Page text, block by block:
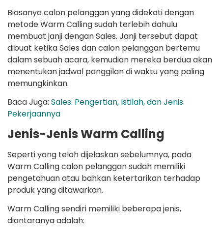
Biasanya calon pelanggan yang didekati dengan
metode Warm Calling sudah terlebih dahulu
membuat janji dengan Sales. Janji tersebut dapat
dibuat ketika Sales dan calon pelanggan bertemu
dalam sebuah acara, kemudian mereka berdua akan
menentukan jadwal panggilan di waktu yang paling
memungkinkan.
Baca Juga: Sales: Pengertian, Istilah, dan Jenis
Pekerjaannya
Jenis-Jenis Warm Calling
Seperti yang telah dijelaskan sebelumnya, pada
Warm Calling calon pelanggan sudah memiliki
pengetahuan atau bahkan ketertarikan terhadap
produk yang ditawarkan.
Warm Calling sendiri memiliki beberapa jenis,
diantaranya adalah: